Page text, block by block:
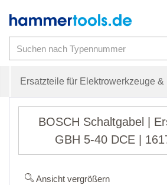
Ersatzteile für Elektrowerkzeuge &
BOSCH Schaltgabel |
GBH 5-40 DCE |
Ansicht vergrößern